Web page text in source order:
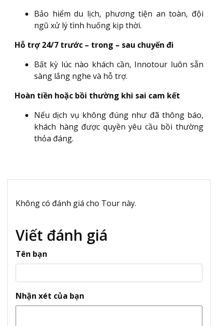
Bảo hiểm du lịch, phương tiện an toàn, đội
ngũ xử lý tình huống kịp thời.
Hỗ trợ 24/7 trước – trong – sau chuyến đi
Bất kỳ lúc nào khách cần, Innotour luôn sẵn
sàng lắng nghe và hỗ trợ.
Hoàn tiền hoặc bồi thường khi sai cam kết
Nếu dịch vụ không đúng như đã thông báo,
khách hàng được quyền yêu cầu bồi thường
thỏa đáng.
Không có đánh giá cho Tour này.
Viết đánh giá
Tên bạn
Nhận xét của bạn